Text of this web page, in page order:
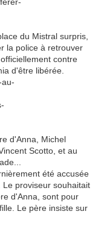
du Mistral surpris,
la police à retrouver
contre
d'être libérée.
d'Anna, Michel
Scotto, et au
été accusée
proviseur souhaitait
d'Anna, sont pour
Le père insiste sur